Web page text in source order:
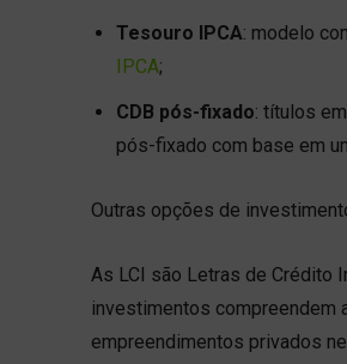
Tesouro IPCA: modelo
IPCA;
CDB pós-fixado: títulos
pós-fixado com base em
Outras opções de
As LCI são Letras de Crédito
investimentos compreendem
empreendimentos privados